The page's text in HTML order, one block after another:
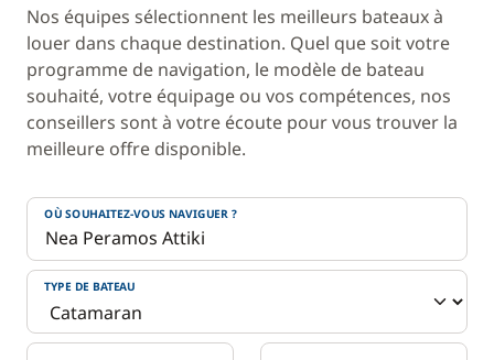
Nos équipes sélectionnent les meilleurs bateaux à
louer dans chaque destination. Quel que soit votre
programme de navigation, le modèle de bateau
souhaité, votre équipage ou vos compétences, nos
conseillers sont à votre écoute pour vous trouver la
meilleure offre disponible.
OÙ SOUHAITEZ-VOUS NAVIGUER ?
TYPE DE BATEAU